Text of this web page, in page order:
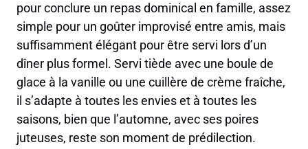
pour conclure un repas dominical en famille, assez
simple pour un goûter improvisé entre amis, mais
suffisamment élégant pour être servi lors d’un
dîner plus formel. Servi tiède avec une boule de
glace à la vanille ou une cuillère de crème fraîche,
il s’adapte à toutes les envies et à toutes les
saisons, bien que l’automne, avec ses poires
juteuses, reste son moment de prédilection.